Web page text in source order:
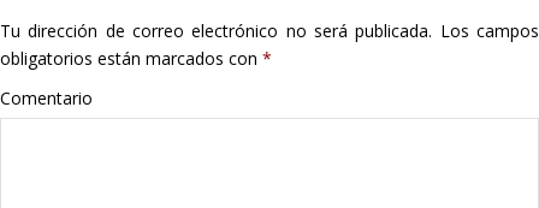
Informática
Listas
Tu dirección de correo electrónico no será publicada. Los campos
obligatorios están marcados con *
Comentario